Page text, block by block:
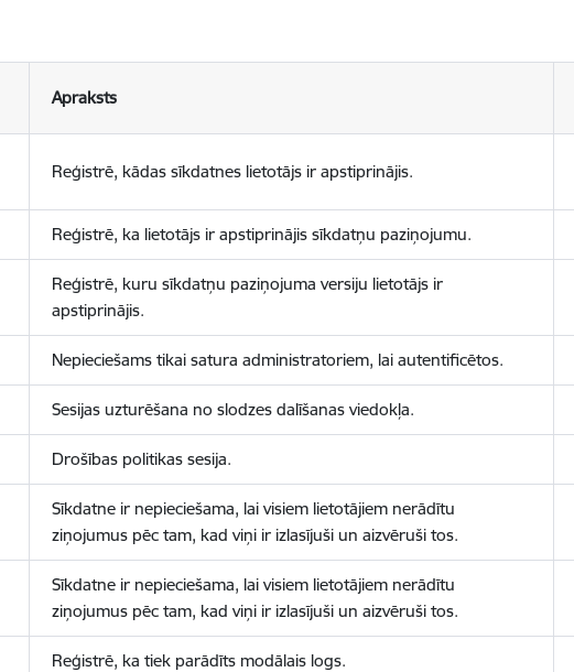
Apraksts
Reģistrē, kādas sīkdatnes lietotājs ir apstiprinājis.
Reģistrē, ka lietotājs ir apstiprinājis sīkdatņu paziņojumu.
Reģistrē, kuru sīkdatņu paziņojuma versiju lietotājs ir
apstiprinājis.
Nepieciešams tikai satura administratoriem, lai autentificētos.
Sesijas uzturēšana no slodzes dalīšanas viedokļa.
Drošības politikas sesija.
Sīkdatne ir nepieciešama, lai visiem lietotājiem nerādītu
ziņojumus pēc tam, kad viņi ir izlasījuši un aizvēruši tos.
Sīkdatne ir nepieciešama, lai visiem lietotājiem nerādītu
ziņojumus pēc tam, kad viņi ir izlasījuši un aizvēruši tos.
Reģistrē, ka tiek parādīts modālais logs.